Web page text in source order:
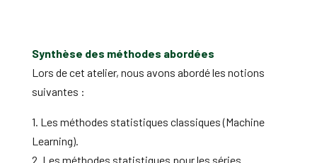
Synthèse des méthodes abordées
Lors de cet atelier, nous avons abordé les notions
suivantes :
1. Les méthodes statistiques classiques (Machine
Learning).
2. Les méthodes statistiques pour les séries